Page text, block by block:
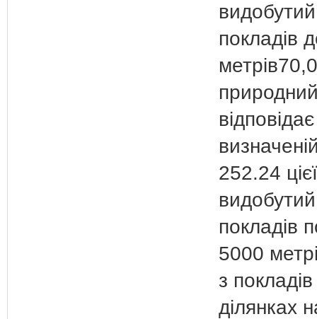
покладів
252.24
покладів
5000
з
ділянках